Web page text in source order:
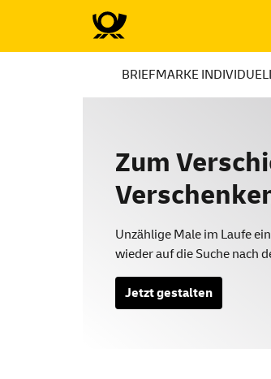
BRIEFMARKE
Zum
Unzählige Male im Laufe
wieder auf die Suche nach
Jetzt gestalten